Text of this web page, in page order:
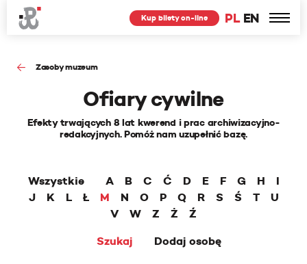
PL EN
Kup bilety on-line
Zasoby muzeum
Ofiary cywilne
Efekty trwających 8 lat kwerend i prac archiwizacyjno-
redakcyjnych. Pomóż nam uzupełnić bazę.
Wszystkie A B C Ć D E F G H
I
J
K L Ł M N O P Q R S Ś T
U
V
W Z Ż
Ź
Szukaj
Dodaj osobę